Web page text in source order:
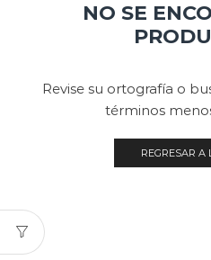
NO SE
Revise su ortografía o
términos
REGRESAR A